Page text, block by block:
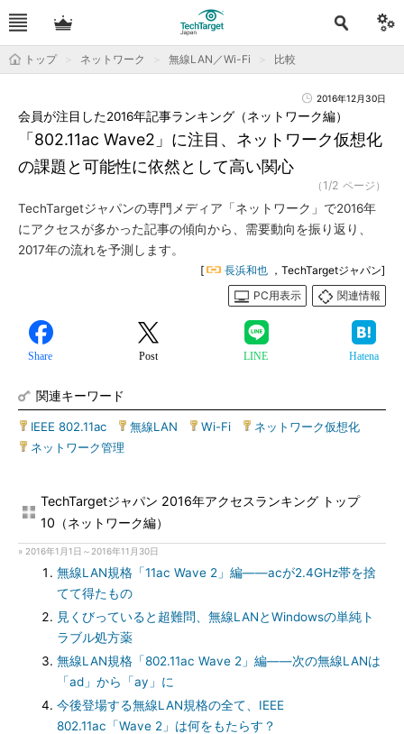
トップ ネットワーク 無線LAN／Wi-Fi 比較
2016年12月30日
「802.11ac Wave2」に注目、ネットワーク仮想化
の課題と可能性に依然として高い関心
会員が注目した2016年記事ランキング（ネットワーク編）
（1/2 ページ）
TechTargetジャパンの専門メディア「ネットワーク」で2016年
にアクセスが多かった記事の傾向から、需要動向を振り返り、
2017年の流れを予測します。
[ 長浜和也 ，TechTargetジャパン]
PC用表示
関連情報
Share Post LINE Hatena
関連キーワード
IEEE 802.11ac 無線LAN Wi-Fi ネットワーク仮想化
ネットワーク管理
TechTargetジャパン 2016年アクセスランキング トップ
10（ネットワーク編）
» 2016年1月1日～2016年11月30日
無線LAN規格「11ac Wave 2」編――acが2.4GHz帯を捨
てて得たもの
見くびっていると超難問、無線LANとWindowsの単純ト
ラブル処方薬
無線LAN規格「802.11ac Wave 2」編――次の無線LANは
「ad」から「ay」に
今後登場する無線LAN規格の全て、IEEE
802.11ac「Wave 2」は何をもたらす？